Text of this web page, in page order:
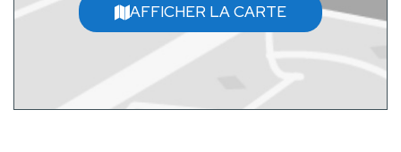
AFFICHER LA CARTE